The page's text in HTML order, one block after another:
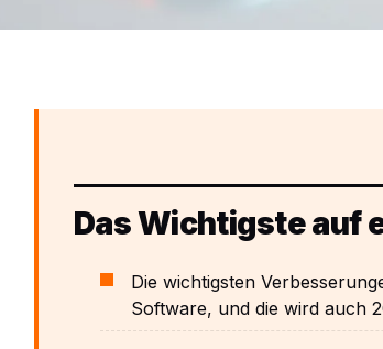
Das Wichtigste auf
Die wichtigsten
Software, und die wird auch